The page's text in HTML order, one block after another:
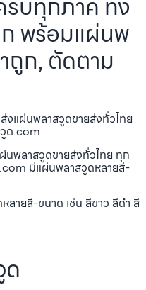
พร้อมแผ่นพ
ถูก, ตัดตาม
แผ่นพลาสวูดขายส่งทั่วไทย
ด.com
พลาสวูดขายส่งทั่วไทย ทุก
มีแผ่นพลาสวูดหลายสี-
ายสี-ขนาด เช่น สีขาว สีดำ สี